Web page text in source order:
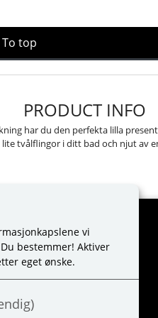
To top
PRODUCT INFO
har du den perfekta lilla
lite tvålflingor i ditt bad och njut av
vi
bestemmer! Aktiver
eget ønske.